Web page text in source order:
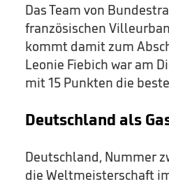
Das Team von
französischen
kommt damit zum
Leonie Fiebich war am
mit 15 Punkten die
Deutschland als
Deutschland, Nummer
die Weltmeisterschaft